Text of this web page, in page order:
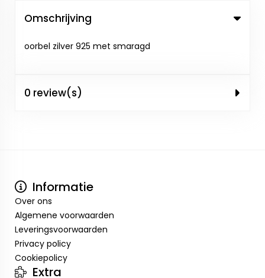
Omschrijving
oorbel zilver 925 met smaragd
0 review(s)
Informatie
Over ons
Algemene voorwaarden
Leveringsvoorwaarden
Privacy policy
Cookiepolicy
Extra